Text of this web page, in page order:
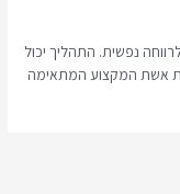
נפשית. התהליך יכול
אשת המקצוע המתאימה